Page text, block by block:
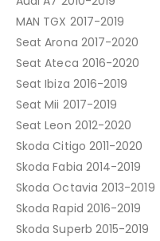
MAN TGX 2017-2019
Seat Arona 2017-2020
Seat Ateca 2016-2020
Seat Ibiza 2016-2019
Seat Mii 2017-2019
Seat Leon 2012-2020
Skoda Citigo 2011-2020
Skoda Fabia 2014-2019
Skoda Octavia 2013-2019
Skoda Rapid 2016-2019
Skoda Superb 2015-2019